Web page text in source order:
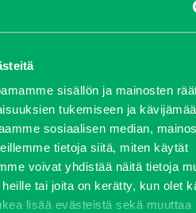
sisällön ja mainosten
tukemiseen ja
sosiaalisen median,
tietoja siitä, miten käytät
voivat yhdistää näitä tietoja
tai joita on kerätty, kun olet
lisää evästeistä sekä muuttaa
686
trading.fi